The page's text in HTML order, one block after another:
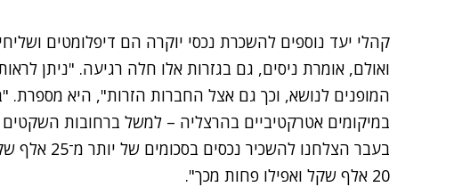
קהלי יעד נוספים להשכרת נכסי יוקרה הם דיפלומטים
ואולם, אומרת ניסים, גם בגזרות אלו חלה רגיעה. "ניתן
המופנים לנושא, וכך גם אצל החברות הזרות", היא מספרת.
במיקומים אטרקטיביים בהרצליה – למשל ברחובות
בעבר הצלחנו
20 אלף שקל ואפילו פחות מכך".